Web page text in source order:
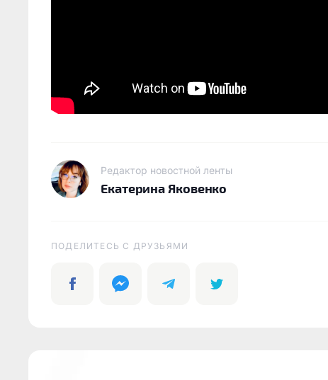
Редактор новостной ленты
Екатерина Яковенко
ПОДЕЛИТЕСЬ C ДРУЗЬЯМИ